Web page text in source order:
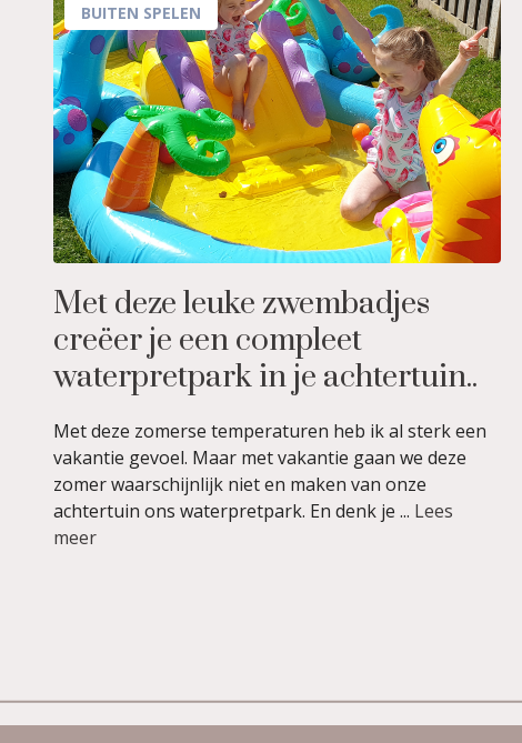
BUITEN SPELEN
Met deze leuke zwembadjes
creëer je een compleet
waterpretpark in je achtertuin..
Met deze zomerse temperaturen heb ik al sterk een
vakantie gevoel. Maar met vakantie gaan we deze
zomer waarschijnlijk niet en maken van onze
achtertuin ons waterpretpark. En denk je ... Lees
meer